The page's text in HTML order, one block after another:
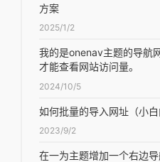
方案
2025/1/2
我的是onenav主题的导航
才能查看网站访问量。
2024/10/5
如何批量的导入网址（小白
2023/9/2
在一为主题增加一个右边